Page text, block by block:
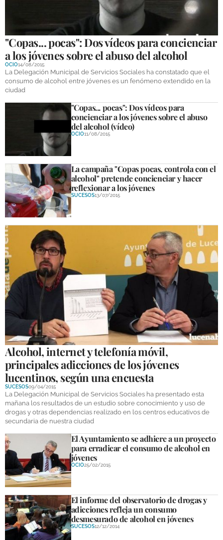
"Copas... pocas": Dos vídeos para concienciar
a los jóvenes sobre el abuso del alcohol
OCIO14/08/2015
La Delegación Municipal de Servicios Sociales ha constatado que el
consumo de alcohol entre jóvenes es un fenómeno extendido en la
ciudad
"Copas... pocas": Dos vídeos para
concienciar a los jóvenes sobre el abuso
del alcohol (vídeo)
OCIO11/08/2015
La campaña "Copas pocas, controla con el
alcohol" pretende concienciar y hacer
reflexionar a los jóvenes
SUCESOS13/07/2015
Alcohol, internet y telefonía móvil,
principales adicciones de los jóvenes
lucentinos, según una encuesta
SUCESOS09/04/2015
La Delegación Municipal de Servicios Sociales ha presentado esta
mañana los resultados de un estudio sobre conocimiento y uso de
drogas y otras dependencias realizado en los centros educativos de
secundaria de nuestra ciudad
El Ayuntamiento se adhiere a un proyecto
para erradicar el consumo de alcohol en
jóvenes
OCIO25/02/2015
El informe del observatorio de drogas y
adicciones refleja un consumo
desmesurado de alcohol en jóvenes
SUCESOS12/12/2014